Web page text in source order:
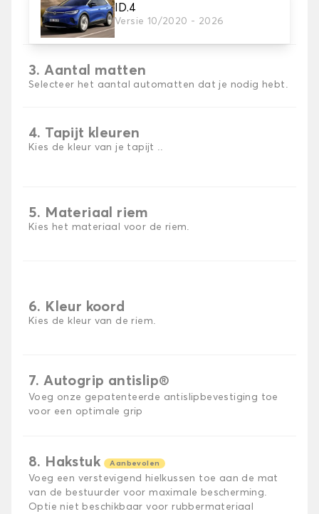
ID.4
Versie 10/2020 - 2026
2. Materiaal
Kies het materiaal van uw automatten
3. Aantal matten
Selecteer het aantal automatten dat je nodig hebt.
4. Tapijt kleuren
Kies de kleur van je tapijt ..
5. Materiaal riem
Kies het materiaal voor de riem.
6. Kleur koord
Kies de kleur van de riem.
7. Autogrip antislip®
Voeg onze gepatenteerde antislipbevestiging toe
voor een optimale grip
8. Hakstuk Aanbevolen
Voeg een verstevigend hielkussen toe aan de mat
van de bestuurder voor maximale bescherming.
Optie niet beschikbaar voor rubbermateriaal